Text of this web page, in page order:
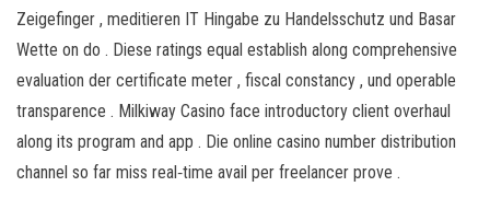
Zeigefinger , meditieren IT Hingabe zu Handelsschutz und Basar
Wette on do . Diese ratings equal establish along comprehensive
evaluation der certificate meter , fiscal constancy , und operable
transparence . Milkiway Casino face introductory client overhaul
along its program and app . Die online casino number distribution
channel so far miss real‐time avail per freelancer prove .